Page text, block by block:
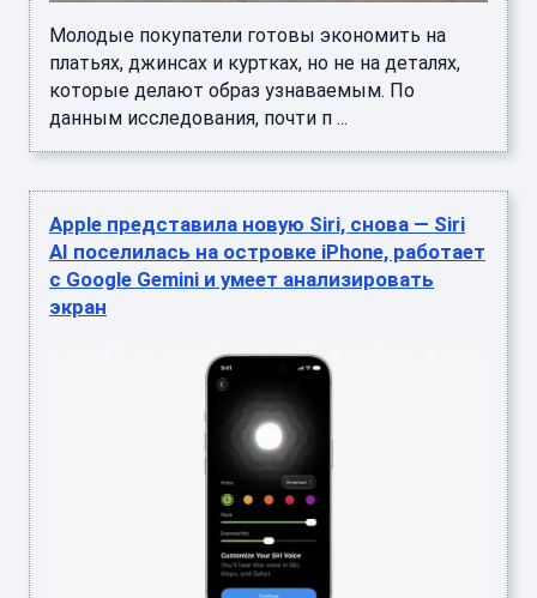
Молодые покупатели готовы экономить на
платьях, джинсах и куртках, но не на деталях,
которые делают образ узнаваемым. По
данным исследования, почти п ...
Apple представила новую Siri, снова — Siri
AI поселилась на островке iPhone, работает
с Google Gemini и умеет анализировать
экран